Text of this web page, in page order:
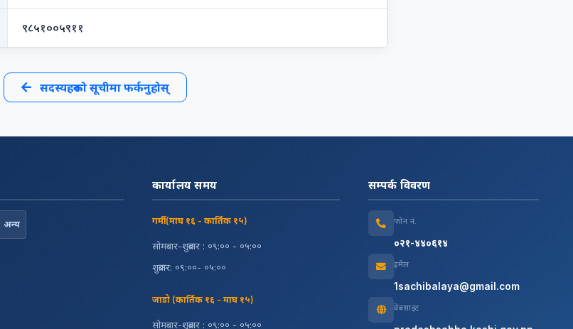
९८५१००५९११
सदस्यहरूको सूचीमा फर्कनुहोस्
अन्य
कार्यालय समय
गर्मी (माघ १६ - कार्तिक १५)
सोमबार-शुक्रबार : ०९:०० - ०५:००
शुक्रबार: ०९:००- ०५:००
जाडो (कार्तिक १६ - माघ १५)
सोमबार-शुक्रबार : ०९:०० - ०५:००
सम्पर्क विवरण
फोन नं.
०२१-४४०६१४
इमेल
1sachibalaya@gmail.com
वेबसाइट